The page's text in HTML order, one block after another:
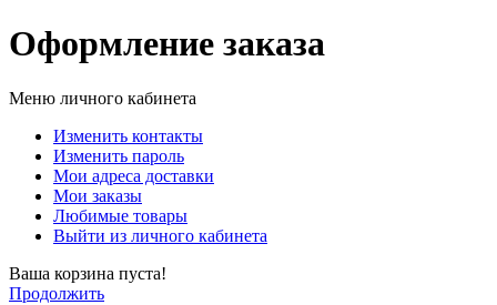
Оформление заказа
Меню личного кабинета
Изменить контакты
Изменить пароль
Мои адреса доставки
Мои заказы
Любимые товары
Выйти из личного кабинета
Ваша корзина пуста!
Продолжить